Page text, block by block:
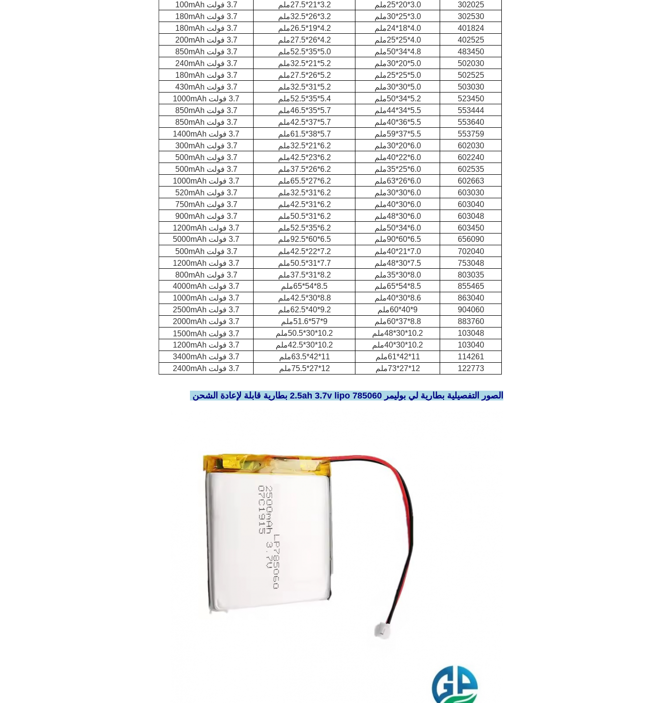
302025
3.0*20*25ملم 3.2*21*27.5ملم
3.7 فولت 100mAh
302530
3.0*25*30ملم 3.2*26*32.5ملم
3.7 فولت 180mAh
401824
4.0*18*24ملم 4.2*19*26.5ملم
3.7 فولت 180mAh
402525
4.0*25*25ملم 4.2*26*27.5ملم
3.7 فولت 200mAh
483450
4.8*34*50ملم 5.0*35*52.5ملم
3.7 فولت 850mAh
502030
5.0*20*30ملم 5.2*21*32.5ملم
3.7 فولت 240mAh
502525
5.0*25*25ملم 5.2*26*27.5ملم
3.7 فولت 180mAh
503030
5.0*30*30ملم 5.2*31*32.5ملم
3.7 فولت 430mAh
523450
5.2*34*50ملم 5.4*35*52.5ملم
3.7 فولت 1000mAh
553444
5.5*34*44ملم 5.7*35*46.5ملم
3.7 فولت 850mAh
553640
5.5*36*40ملم 5.7*37*42.5ملم
3.7 فولت 850mAh
553759
5.5*37*59ملم 5.7*38*61.5ملم
3.7 فولت 1400mAh
602030
6.0*20*30ملم 6.2*21*32.5ملم
3.7 فولت 300mAh
602240
6.0*22*40ملم 6.2*23*42.5ملم
3.7 فولت 500mAh
602535
6.0*25*35ملم 6.2*26*37.5ملم
3.7 فولت 500mAh
602663
6.0*26*63ملم 6.2*27*65.5ملم
3.7 فولت 1000mAh
603030
6.0*30*30ملم 6.2*31*32.5ملم
3.7 فولت 520mAh
603040
6.0*30*40ملم 6.2*31*42.5ملم
3.7 فولت 750mAh
603048
6.0*30*48ملم 6.2*31*50.5ملم
3.7 فولت 900mAh
603450
6.0*34*50ملم 6.2*35*52.5ملم
3.7 فولت 1200mAh
656090
6.5*60*90ملم 6.5*60*92.5ملم
3.7 فولت 5000mAh
702040
7.0*21*40ملم 7.2*22*42.5ملم
3.7 فولت 500mAh
753048
7.5*30*48ملم 7.7*31*50.5ملم
3.7 فولت 1200mAh
803035
8.0*30*35ملم 8.2*31*37.5ملم
3.7 فولت 800mAh
855465
8.5*54*65ملم 8.5*54*65ملم
3.7 فولت 4000mAh
863040
8.6*30*40ملم 8.8*30*42.5ملم
3.7 فولت 1000mAh
904060
9*40*60ملم 9.2*40*62.5ملم
3.7 فولت 2500mAh
883760
8.8*37*60ملم 9*57*51.6ملم
3.7 فولت 2000mAh
103048
10.2*30*48ملم 10.2*30*50.5ملم
3.7 فولت 1500mAh
103040
10.2*30*40ملم 10.2*30*42.5ملم
3.7 فولت 1200mAh
114261
11*42*61ملم 11*42*63.5ملم
3.7 فولت 3400mAh
122773
12*27*73ملم 12*27*75.5ملم 3.7 فولت 2400mAh
الصور التفصيلية بطارية لي بوليمر 785060 2.5ah 3.7v lipo بطارية قابلة لإعادة الشحن